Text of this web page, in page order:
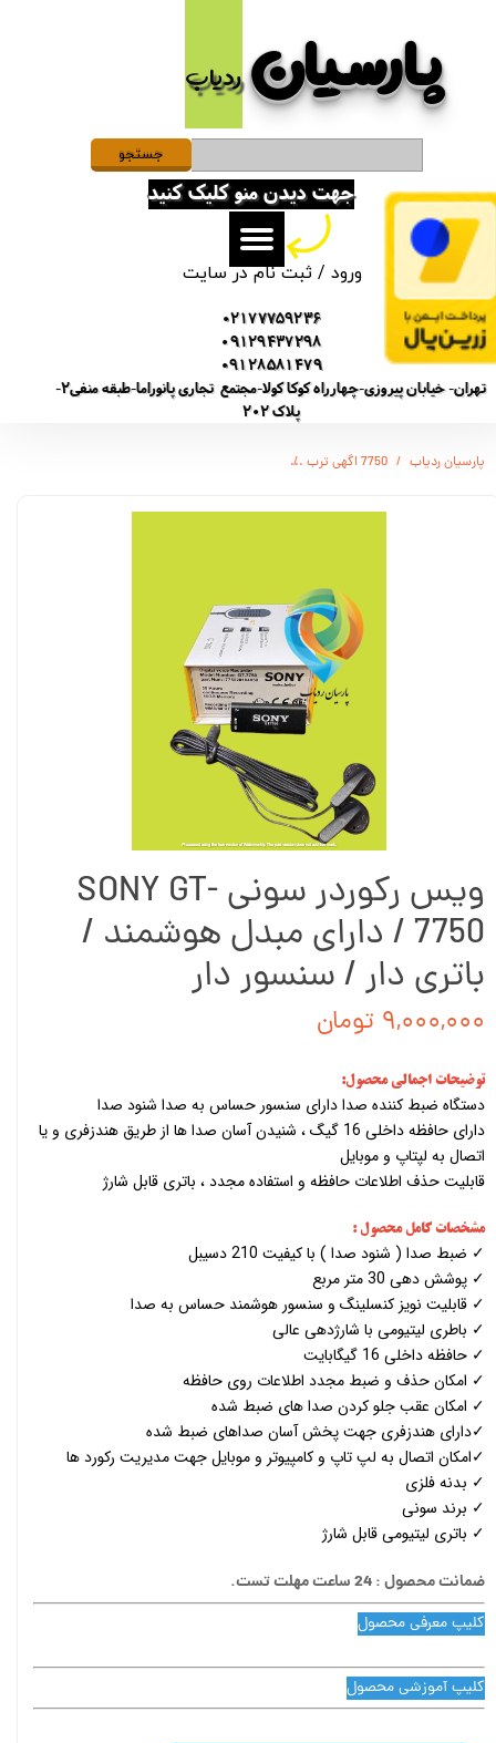
پارسیان​​​​​​​ردیاب
ورود /ثبت نام در سایت
حساب کاربری من
تغییر گذر واژه
سفارشات
خروج از حساب کاربری
02177759236
09129437298
09128581479
تهران- خیابان پیروزی-چهارراه کوکا کولا-مجتمع تجاری پانوراما-طبقه منفی2-
پلاک 202
جهت دیدن منو کلیک کنید
جستجو
پارسیان ردیاب 7750 اگهی ترب
ویس رکوردر سونی SONY GT-
7750 / دارای مبدل هوشمند /
باتری دار / سنسور دار
۹,۰۰۰,۰۰۰ تومان
توضیحات اجمالی محصول:
دستگاه ضبط کننده صدا دارای سنسور حساس به صدا شنود صدا
دارای حافظه داخلی 16 گیگ ، شنیدن آسان صدا ها از طریق هندزفری و یا
اتصال به لپتاپ و موبایل
قابلیت حذف اطلاعات حافظه و استفاده مجدد ، باتری قابل شارژ
مشخصات کامل محصول :
✓ ضبط صدا ( شنود صدا ) با کیفیت 210 دسیبل
✓ پوشش دهی 30 متر مربع
✓ قابلیت نویز کنسلینگ و سنسور هوشمند حساس به صدا
✓ باطری لیتیومی با شارژدهی عالی
✓ حافظه داخلی 16 گیگابایت
✓ امکان حذف و ضبط مجدد اطلاعات روی حافظه
✓ امکان عقب جلو کردن صدا های ضبط شده
✓دارای هندزفری جهت پخش آسان صداهای ضبط شده
✓امکان اتصال به لپ تاپ و کامپیوتر و موبایل جهت مدیریت رکورد ها
✓ بدنه فلزی
✓ برند سونی
✓ باتری لیتیومی قابل شارژ
ضمانت محصول : 24 ساعت مهلت تست.
کلیپ معرفی محصول
کلیپ آموزشی محصول